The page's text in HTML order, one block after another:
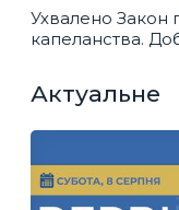
Ухвалено Закон
капеланства.
Актуальне